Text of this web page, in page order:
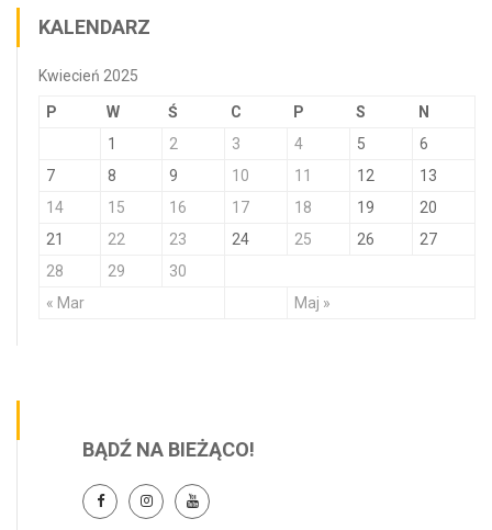
KALENDARZ
Kwiecień 2025
P W Ś C P S N
« Mar Maj »
1 2 3 4 5
6
7
8 9 10 11 12
13
14
15 16 17 18 19
20
21
22 23 24 25 26
27
28
29 30
BĄDŹ NA BIEŻĄCO!